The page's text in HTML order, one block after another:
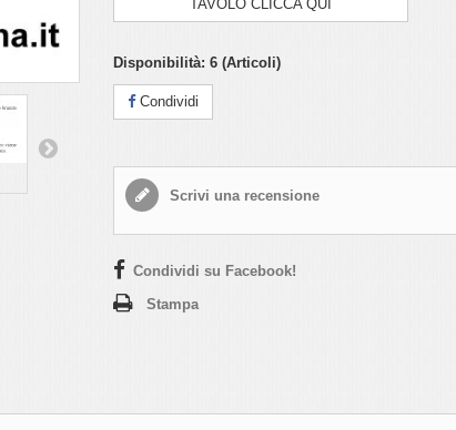
TAVOLO CLICCA QUI
Disponibilità: 6 (Articoli)
Condividi
Scrivi una recensione
Condividi su Facebook!
Stampa